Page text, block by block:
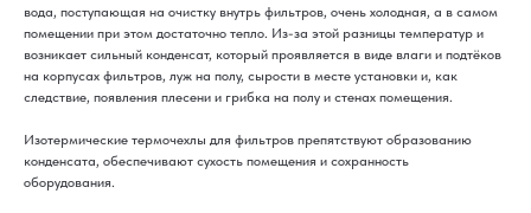
вода, поступающая на очистку внутрь фильтров, очень холодная, а в самом
помещении при этом достаточно тепло. Из-за этой разницы температур и
возникает сильный конденсат, который проявляется в виде влаги и подтёков
на корпусах фильтров, луж на полу, сырости в месте установки и, как
следствие, появления плесени и грибка на полу и стенах помещения.
Изотермические термочехлы для фильтров препятствуют образованию
конденсата, обеспечивают сухость помещения и сохранность
оборудования.